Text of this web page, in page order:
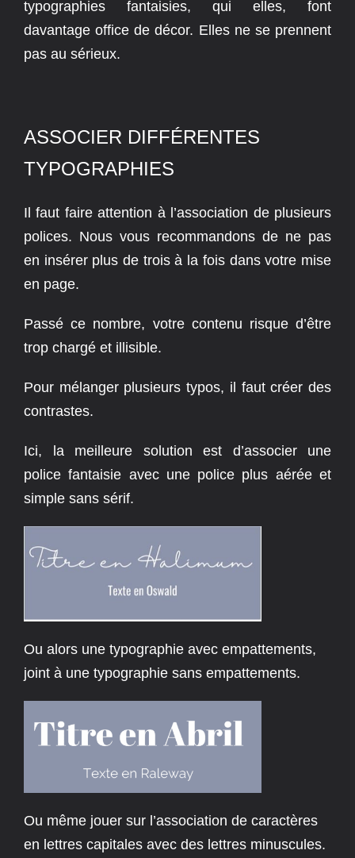
typographies fantaisies, qui elles, font
davantage office de décor. Elles ne se prennent
pas au sérieux.
ASSOCIER DIFFÉRENTES
TYPOGRAPHIES
Il faut faire attention à l’association de plusieurs
polices. Nous vous recommandons de ne pas
en insérer plus de trois à la fois dans votre mise
en page.
Passé ce nombre, votre contenu risque d’être
trop chargé et illisible.
Pour mélanger plusieurs typos, il faut créer des
contrastes.
Ici, la meilleure solution est d’associer une
police fantaisie avec une police plus aérée et
simple sans sérif.
Ou alors une typographie avec empattements,
joint à une typographie sans empattements.
Ou même jouer sur l’association de caractères
en lettres capitales avec des lettres minuscules.